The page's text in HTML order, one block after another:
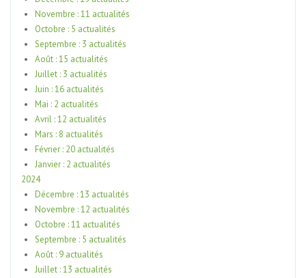
Novembre : 11 actualités
Octobre : 5 actualités
Septembre : 3 actualités
Août : 15 actualités
Juillet : 3 actualités
Juin : 16 actualités
Mai : 2 actualités
Avril : 12 actualités
Mars : 8 actualités
Février : 20 actualités
Janvier : 2 actualités
2024
Décembre : 13 actualités
Novembre : 12 actualités
Octobre : 11 actualités
Septembre : 5 actualités
Août : 9 actualités
Juillet : 13 actualités